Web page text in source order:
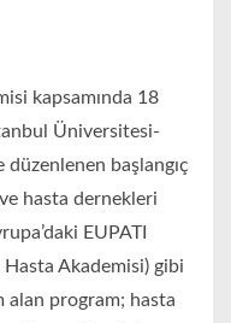
kapsamında 18
Üniversitesi-
düzenlenen başlangıç
hasta dernekleri
EUPATI
Akademisi) gibi
alan program; hasta